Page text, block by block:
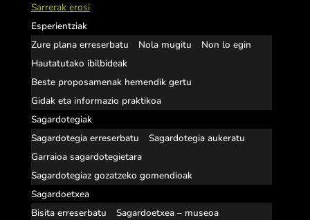
Sarrerak erosi
Esperientziak
Zure plana erreserbatu
Nola mugitu
Non lo egin
Hautatutako ibilbideak
Beste proposamenak hemendik gertu
Gidak eta informazio praktikoa
Sagardotegiak
Sagardotegia erreserbatu
Sagardotegia aukeratu
Garraioa sagardotegietara
Sagardotegiaz gozatzeko gomendioak
Sagardoetxea
Bisita erreserbatu
Sagardoetxea – museoa